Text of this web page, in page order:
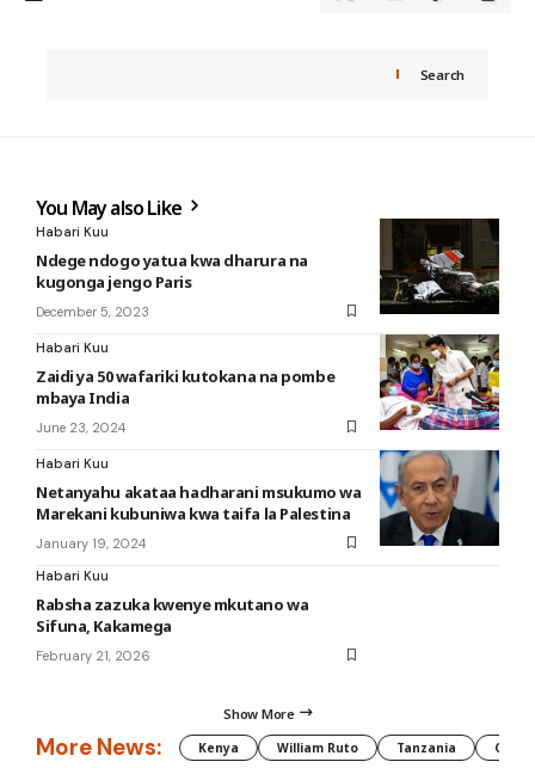
Search
You May also Like
Habari Kuu
Ndege ndogo yatua kwa dharura na
kugonga jengo Paris
December 5, 2023
Habari Kuu
Zaidi ya 50 wafariki kutokana na pombe
mbaya India
June 23, 2024
Habari Kuu
Netanyahu akataa hadharani msukumo wa
Marekani kubuniwa kwa taifa la Palestina
January 19, 2024
Habari Kuu
Rabsha zazuka kwenye mkutano wa
Sifuna, Kakamega
February 21, 2026
Show More
More News: Kenya William Ruto Tanzania CAF